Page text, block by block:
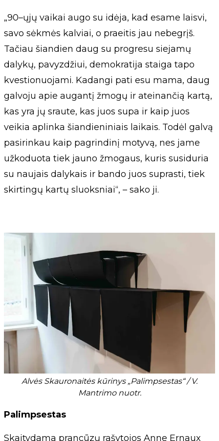
„90–ųjų vaikai augo su idėja, kad esame laisvi,
savo sėkmės kalviai, o praeitis jau nebegrįš.
Tačiau šiandien daug su progresu siejamų
dalykų, pavyzdžiui, demokratija staiga tapo
kvestionuojami. Kadangi pati esu mama, daug
galvoju apie augantį žmogų ir ateinančią kartą,
kas yra jų sraute, kas juos supa ir kaip juos
veikia aplinka šiandieniniais laikais. Todėl galvą
pasirinkau kaip pagrindinį motyvą, nes jame
užkoduota tiek jauno žmogaus, kuris susiduria
su naujais dalykais ir bando juos suprasti, tiek
skirtingų kartų sluoksniai“, – sako ji.
Alvės Skauronaitės kūrinys „Palimpsestas“ / V.
Mantrimo nuotr.
Palimpsestas
Skaitydama prancūzų rašytojos Anne Ernaux